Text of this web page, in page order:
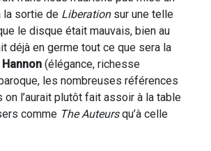
la sortie de Liberationsur une telle
le disque était mauvais, bien au
déjà en germe tout ce que sera la
Hannon (élégance, richesse
les nombreuses références
on l’aurait plutôt fait assoir à la table
comme The Auteursqu’à celle